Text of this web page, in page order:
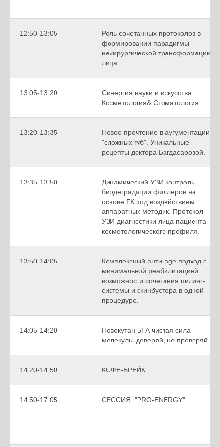
12:50-13:05
Роль сочетанных протоколов в
формировании парадигмы
нехирургической трансформации
лица.
13:05-13:20
Синергия науки и искусства.
Косметология& Стоматология.
13:20-13:35
Новое прочтение в аугументации
"сложных губ". Уникальные
рецепты доктора Багдасаровой.
13:35-13.50
Динамический УЗИ контроль
биодеградации филлеров на
основе ГК под воздействием
аппаратных методик. Протокол
УЗИ диагностики лица пациента
косметологического профиля.
13:50-14:05
Комплексный анти-age подход с
минимальной реабилитацией:
возможности сочетания пилинг-
системы и скинбустера в одной
процедуре.
14:05-14:20
Новокутан БТА чистая сила
молекулы-доверяй, но проверяй.
14:20-14:50 КОФЕ-БРЕЙК
14:50-17:05 СЕССИЯ: "PRO-ЕNERGY"